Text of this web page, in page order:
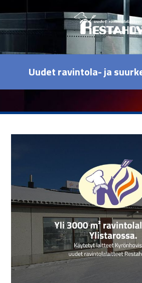
Uudet ravintola- ja